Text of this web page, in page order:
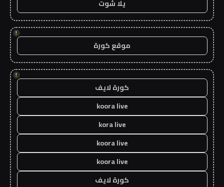
يلا شوت
!
موقع كورة
!
كورة لايف
koora live
kora live
koora live
koora live
كورة لايف